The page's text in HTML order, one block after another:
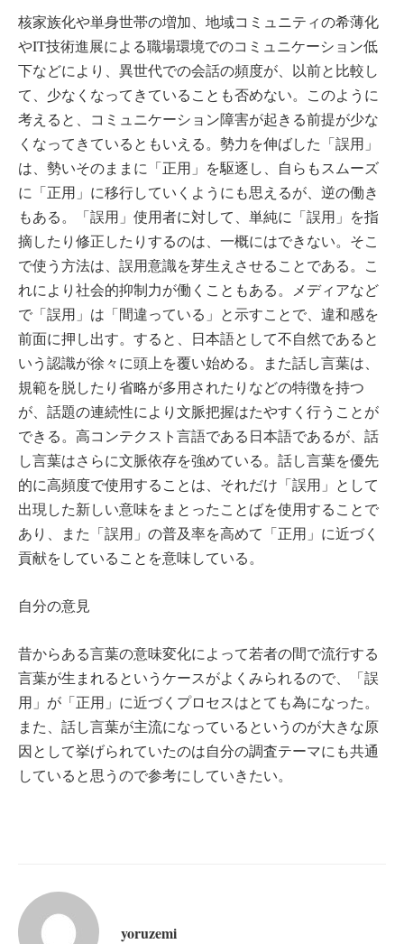
核家族化や単身世帯の増加、地域コミュニティの希薄化
やIT技術進展による職場環境でのコミュニケーション低
下などにより、異世代での会話の頻度が、以前と比較し
て、少なくなってきていることも否めない。このように
考えると、コミュニケーション障害が起きる前提が少な
くなってきているともいえる。勢力を伸ばした「誤用」
は、勢いそのままに「正用」を駆逐し、自らもスムーズ
に「正用」に移行していくようにも思えるが、逆の働き
もある。「誤用」使用者に対して、単純に「誤用」を指
摘したり修正したりするのは、一概にはできない。そこ
で使う方法は、誤用意識を芽生えさせることである。こ
れにより社会的抑制力が働くこともある。メディアなど
で「誤用」は「間違っている」と示すことで、違和感を
前面に押し出す。すると、日本語として不自然であると
いう認識が徐々に頭上を覆い始める。また話し言葉は、
規範を脱したり省略が多用されたりなどの特徴を持つ
が、話題の連続性により文脈把握はたやすく行うことが
できる。高コンテクスト言語である日本語であるが、話
し言葉はさらに文脈依存を強めている。話し言葉を優先
的に高頻度で使用することは、それだけ「誤用」として
出現した新しい意味をまとったことばを使用することで
あり、また「誤用」の普及率を高めて「正用」に近づく
貢献をしていることを意味している。
自分の意見
昔からある言葉の意味変化によって若者の間で流行する
言葉が生まれるというケースがよくみられるので、「誤
用」が「正用」に近づくプロセスはとても為になった。
また、話し言葉が主流になっているというのが大きな原
因として挙げられていたのは自分の調査テーマにも共通
していると思うので参考にしていきたい。
yoruzemi